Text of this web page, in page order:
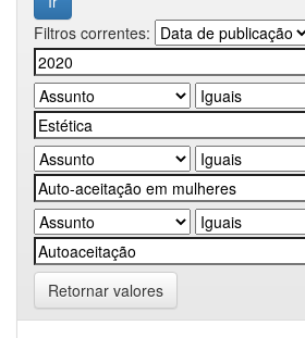
Filtros correntes:
Retornar valores